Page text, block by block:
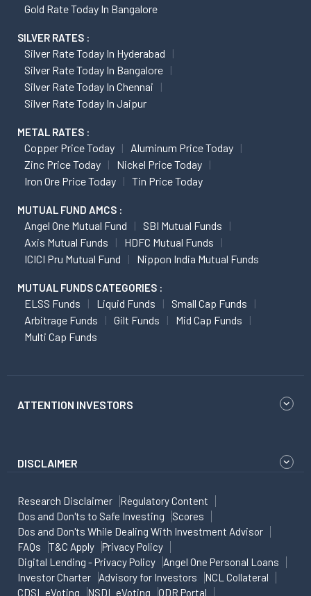
Gold Rate Today In Bangalore
SILVER RATES :
Silver Rate Today In Hyderabad
Silver Rate Today In Bangalore
Silver Rate Today In Chennai
Silver Rate Today In Jaipur
METAL RATES :
Copper Price Today
Aluminum Price Today
Zinc Price Today
Nickel Price Today
Iron Ore Price Today
Tin Price Today
MUTUAL FUND AMCS :
Angel One Mutual Fund
SBI Mutual Funds
Axis Mutual Funds
HDFC Mutual Funds
ICICI Pru Mutual Fund
Nippon India Mutual Funds
MUTUAL FUNDS CATEGORIES :
ELSS Funds Liquid Funds
Small Cap Funds
Arbitrage Funds
Gilt Funds
Mid Cap Funds
Multi Cap Funds
ATTENTION INVESTORS
DISCLAIMER
Research Disclaimer
Regulatory Content
Dos and Don'ts to Safe Investing
Scores
Dos and Don'ts While Dealing With Investment Advisor
FAQs
T&C Apply
Privacy Policy
Digital Lending - Privacy Policy
Angel One Personal Loans
Investor Charter
Advisory for Investors
NCL Collateral
CDSL eVoting
NSDL eVoting ODR Portal